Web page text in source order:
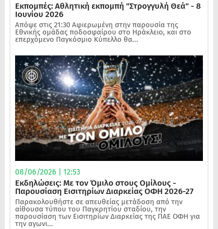
Εκπομπές: Αθλητική εκπομπή "Στρογγυλή Θεά" - 8
Ιουνίου 2026
Απόψε στις 21:30 Αφιερωμένη στην παρουσία της
Εθνικής ομάδας ποδοσφαίρου στο Ηράκλειο, και στο
επερχόμενο Παγκόσμιο Κύπελλο θα...
08/06/2026 | 12:53
Εκδηλώσεις: Με τον Όμιλο στους Ομίλους -
Παρουσίαση Εισιτηρίων Διαρκείας ΟΦΗ 2026-27
Παρακολουθήστε σε απευθείας μετάδοση από την
αίθουσα τύπου του Παγκρητίου σταδίου, την
παρουσίαση των Εισιτηρίων Διαρκείας της ΠΑΕ ΟΦΗ για
την αγωνι...